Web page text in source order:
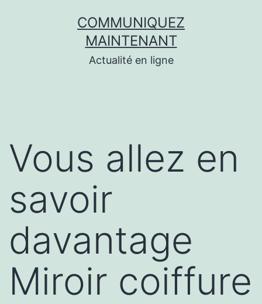
COMMUNIQUEZ
MAINTENANT
Actualité en ligne
Vous allez en
savoir
davantage
Miroir coiffure